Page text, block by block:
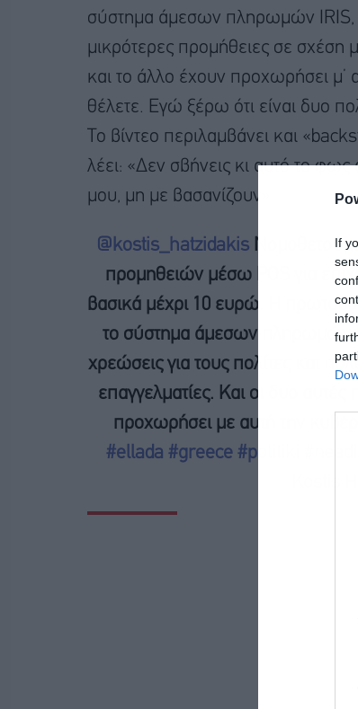
If
σύστημα άμεσων πληρωμών IRIS,
μικρότερες προμήθειες σε
και το άλλο έχουν προχωρήσει
θέλετε. Εγώ ξέρω ότι είναι δυο
Το βίντεο περιλαμβάνει και
λέει: «Δεν σβήνεις κι αυτό το
μου, μη με βασανίζουν».
@kostis_hatzidakis
προμηθειών μέσω POS για
βασικά μέχρι 10 ευρώ. Η
το σύστημα άμεσων πληρωμών
χρεώσεις για τους πολίτες και
επαγγελματίες. Και οι δυο αυτές
προχωρήσει με αυτή την
#ellada #greece #politiki
Kostis